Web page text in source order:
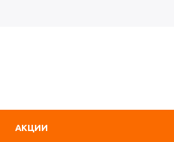
АКЦИИ